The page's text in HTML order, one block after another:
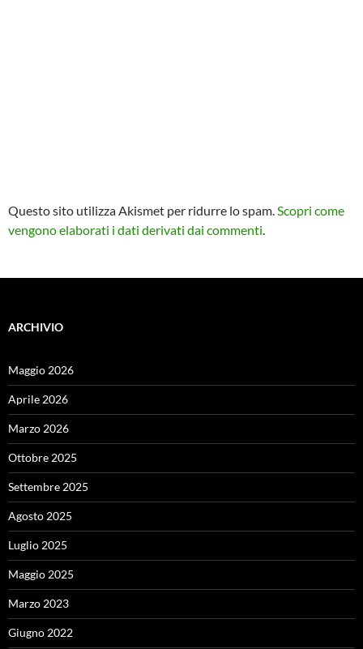
Questo sito utilizza Akismet per ridurre lo spam.Scopri come
vengono elaborati i dati derivati dai commenti.
ARCHIVIO
Maggio 2026
Aprile 2026
Marzo 2026
Ottobre 2025
Settembre 2025
Agosto 2025
Luglio 2025
Maggio 2025
Marzo 2023
Giugno 2022